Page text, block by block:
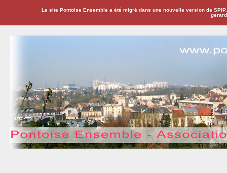
Le site Pontoise Ensemble a été migré dans une nouvelle version de